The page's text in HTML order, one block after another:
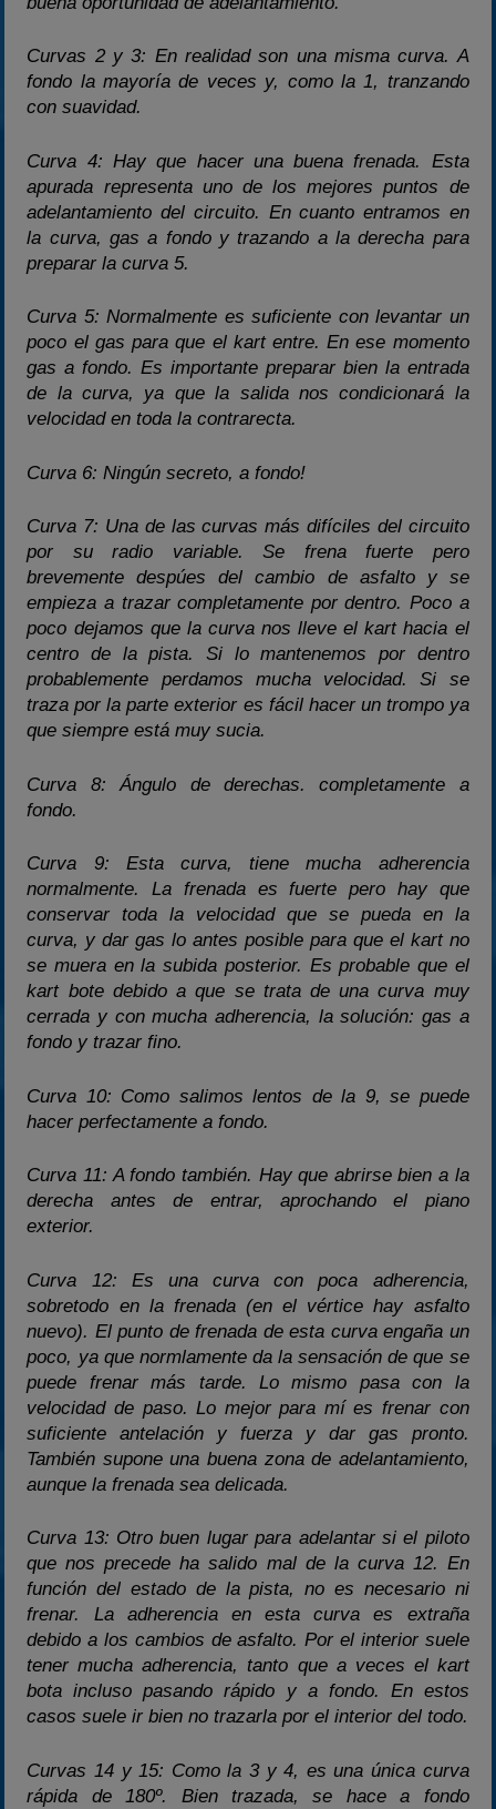
Curvas 2 y 3: En realidad son una misma curva. A
fondo la mayoría de veces y, como la 1, tranzando
con suavidad.
Curva 4: Hay que hacer una buena frenada. Esta
apurada representa uno de los mejores puntos de
adelantamiento del circuito. En cuanto entramos en
la curva, gas a fondo y trazando a la derecha para
preparar la curva 5.
Curva 5: Normalmente es suficiente con levantar un
poco el gas para que el kart entre. En ese momento
gas a fondo. Es importante preparar bien la entrada
de la curva, ya que la salida nos condicionará la
velocidad en toda la contrarecta.
Curva 6: Ningún secreto, a fondo!
Curva 7: Una de las curvas más difíciles del circuito
por su radio variable. Se frena fuerte pero
brevemente despúes del cambio de asfalto y se
empieza a trazar completamente por dentro. Poco a
poco dejamos que la curva nos lleve el kart hacia el
centro de la pista. Si lo mantenemos por dentro
probablemente perdamos mucha velocidad. Si se
traza por la parte exterior es fácil hacer un trompo ya
que siempre está muy sucia.
Curva 8: Ángulo de derechas. completamente a
fondo.
Curva 9: Esta curva, tiene mucha adherencia
normalmente. La frenada es fuerte pero hay que
conservar toda la velocidad que se pueda en la
curva, y dar gas lo antes posible para que el kart no
se muera en la subida posterior. Es probable que el
kart bote debido a que se trata de una curva muy
cerrada y con mucha adherencia, la solución: gas a
fondo y trazar fino.
Curva 10: Como salimos lentos de la 9, se puede
hacer perfectamente a fondo.
Curva 11: A fondo también. Hay que abrirse bien a la
derecha antes de entrar, aprochando el piano
exterior.
Curva 12: Es una curva con poca adherencia,
sobretodo en la frenada (en el vértice hay asfalto
nuevo). El punto de frenada de esta curva engaña un
poco, ya que normlamente da la sensación de que se
puede frenar más tarde. Lo mismo pasa con la
velocidad de paso. Lo mejor para mí es frenar con
suficiente antelación y fuerza y dar gas pronto.
También supone una buena zona de adelantamiento,
aunque la frenada sea delicada.
Curva 13: Otro buen lugar para adelantar si el piloto
que nos precede ha salido mal de la curva 12. En
función del estado de la pista, no es necesario ni
frenar. La adherencia en esta curva es extraña
debido a los cambios de asfalto. Por el interior suele
tener mucha adherencia, tanto que a veces el kart
bota incluso pasando rápido y a fondo. En estos
casos suele ir bien no trazarla por el interior del todo.
Curvas 14 y 15: Como la 3 y 4, es una única curva
rápida de 180º. Bien trazada, se hace a fondo